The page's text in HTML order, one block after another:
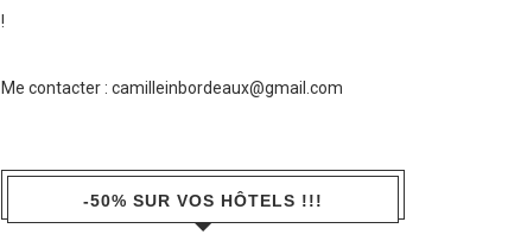
!
Me contacter : camilleinbordeaux@gmail.com
-50% SUR VOS HÔTELS !!!